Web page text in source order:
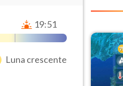
19:51
Luna crescente